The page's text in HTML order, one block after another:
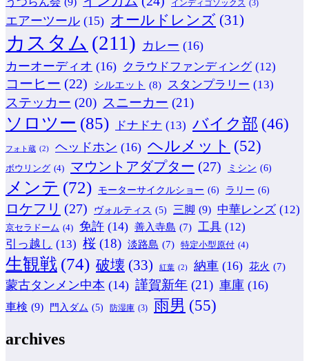
インディゴソックス (3)
エアーツール (15) オールドレンズ (31)
カスタム (211) カレー (16)
カーオーディオ (16) クラウドファンディング (12)
コーヒー (22) シルエット (8) スタンプラリー (13)
ステッカー (20) スニーカー (21)
ソロツー (85) ドナドナ (13) バイク部 (46)
フォト蔵 (2) ヘッドホン (16) ヘルメット (52)
ボウリング (4) マウントアダプター (27) ミシン (6)
メンテ (72) モーターサイクルショー (6) ラリー (6)
ロケフリ (27) ヴォルティス (5) 三脚 (9) 中華レンズ (12)
京セラドーム (4) 免許 (14) 善入寺島 (7) 工具 (12)
引っ越し (13) 桜 (18) 淡路島 (7) 特定小型原付 (4)
生観戦 (74) 破壊 (33) 紅葉 (2) 納車 (16) 花火 (7)
蒙古タンメン中本 (14) 謹賀新年 (21) 車庫 (16)
車検 (9) 門入ダム (5) 防湿庫 (3) 雨男 (55)
archives